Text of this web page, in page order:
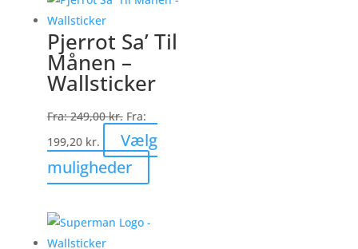
vælges
varesiden
Pjerrot Sa’ Til
Månen –
Wallsticker
Fra:249,00kr. Fra:
199,20 kr.
Vælg
muligheder
vare
flere